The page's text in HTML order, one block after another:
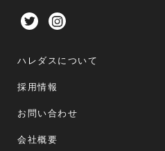
ハレダスについて
採用情報
お問い合わせ
会社概要